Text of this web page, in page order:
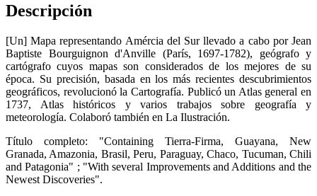
Descripción
[Un] Mapa representando Amércia del Sur llevado a cabo por Jean
Baptiste Bourguignon d'Anville (París, 1697-1782), geógrafo y
cartógrafo cuyos mapas son considerados de los mejores de su
época. Su precisión, basada en los más recientes descubrimientos
geográficos, revolucionó la Cartografía. Publicó un Atlas general en
1737, Atlas históricos y varios trabajos sobre geografía y
meteorología. Colaboró también en La Ilustración.
Título completo: "Containing Tierra-Firma, Guayana, New
Granada, Amazonia, Brasil, Peru, Paraguay, Chaco, Tucuman, Chili
and Patagonia" ; "With several Improvements and Additions and the
Newest Discoveries".